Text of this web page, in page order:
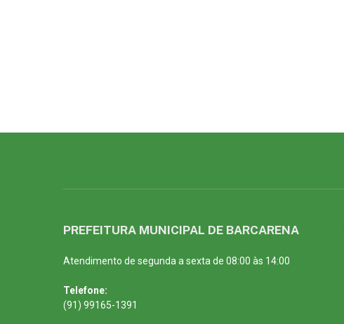
PREFEITURA MUNICIPAL DE BARCARENA
Atendimento de segunda a sexta de 08:00 às 14:00
Telefone:
(91) 99165-1391